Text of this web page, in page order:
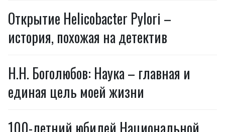
Открытие Helicobacter Pylori –
история, похожая на детектив
Н.Н. Боголюбов: Наука – главная и
единая цель моей жизни